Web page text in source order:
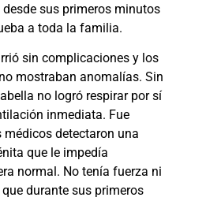
sus primeros minutos
a toda la familia.
sin complicaciones y los
mostraban anomalías. Sin
no logró respirar por sí
inmediata. Fue
detectaron una
que le impedía
normal. No tenía fuerza ni
durante sus primeros